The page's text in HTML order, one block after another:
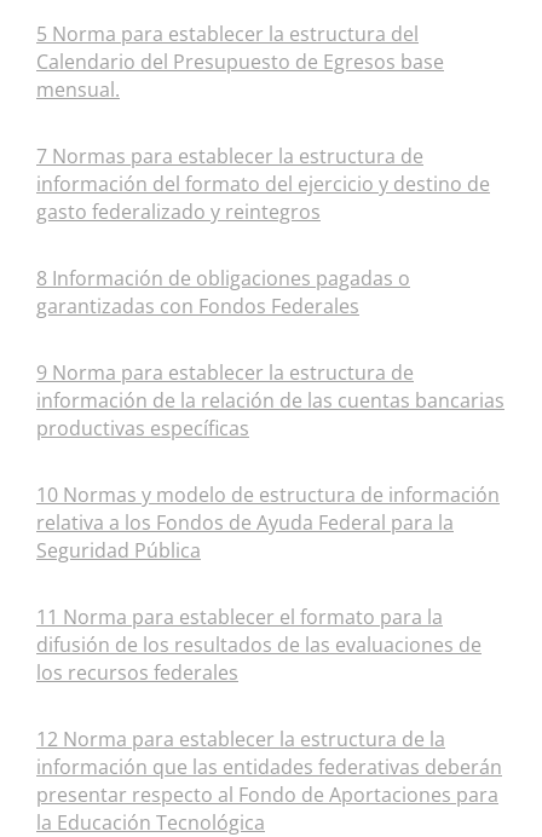
5 Norma para establecer la estructura del
Calendario del Presupuesto de Egresos base
mensual.
7 Normas para establecer la estructura de
información del formato del ejercicio y destino de
gasto federalizado y reintegros
8 Información de obligaciones pagadas o
garantizadas con Fondos Federales
9 Norma para establecer la estructura de
información de la relación de las cuentas bancarias
productivas específicas
10 Normas y modelo de estructura de información
relativa a los Fondos de Ayuda Federal para la
Seguridad Pública
11 Norma para establecer el formato para la
difusión de los resultados de las evaluaciones de
los recursos federales
12 Norma para establecer la estructura de la
información que las entidades federativas deberán
presentar respecto al Fondo de Aportaciones para
la Educación Tecnológica